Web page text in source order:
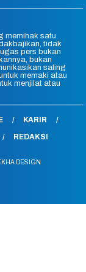
memihak satu
tidak
pers bukan
bukan
saling
memaki atau
menjilat atau
KARIR
REDAKSI
DESIGN